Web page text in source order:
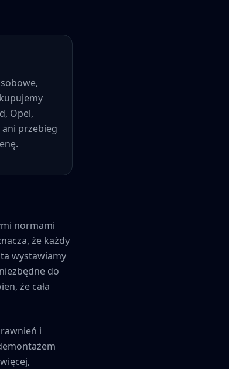
Opel,
przebieg
normami
że każdy
wystawiamy
do
że cała
i